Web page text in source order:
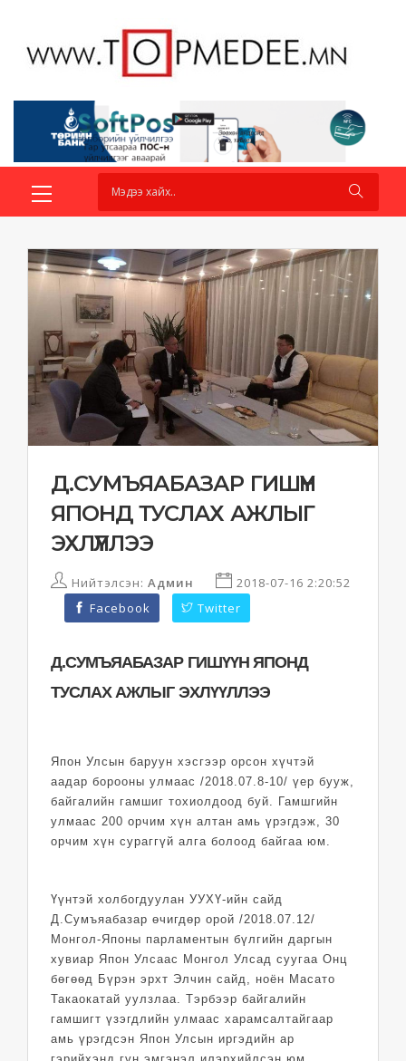
Д.СУМЪЯАБАЗАР ГИШҮҮН
ЯПОНД ТУСЛАХ АЖЛЫГ
ЭХЛҮҮЛЛЭЭ
Нийтэлсэн: Админ
2018-07-16 2:20:52
Facebook
Twitter
Д.СУМЪЯАБАЗАР ГИШҮҮН ЯПОНД
ТУСЛАХ АЖЛЫГ ЭХЛҮҮЛЛЭЭ
Япон Улсын баруун хэсгээр орсон хүчтэй
аадар борооны улмаас /2018.07.8-10/ үер бууж,
байгалийн гамшиг тохиолдоод буй. Гамшгийн
улмаас 200 орчим хүн алтан амь үрэгдэж, 30
орчим хүн сураггүй алга болоод байгаа юм.
Үүнтэй холбогдуулан УУХҮ-ийн сайд
Д.Сумъяабазар өчигдөр орой /2018.07.12/
Монгол-Японы парламентын бүлгийн даргын
хувиар Япон Улсаас Монгол Улсад суугаа Онц
бөгөөд Бүрэн эрхт Элчин сайд, ноён Масато
Такаокатай уулзлаа. Тэрбээр байгалийн
гамшигт үзэгдлийн улмаас харамсалтайгаар
амь үрэгдсэн Япон Улсын иргэдийн ар